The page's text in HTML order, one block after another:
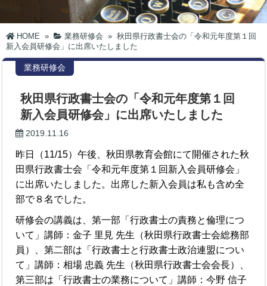
HOME » 業務研修会 » 秋田県行政書士会の「令和元年度第１回
新入会員研修会」に出席いたしました
業務研修会
秋田県行政書士会の「令和元年度第１回
新入会員研修会」に出席いたしました
2019.11.16
昨日（11/15）午後、秋田県教育会館にて開催された秋
田県行政書士会「令和元年度第１回新入会員研修会」
に出席いたしました。出席した新入会員は私も含め全
部で８名でした。
研修会の講義は、第一部「行政書士の責務と倫理につ
いて」講師：金子 里見 先生（秋田県行政書士会総務部
員）、第二部は「行政書士と行政書士政治連盟につい
て」講師：相場 忠義 先生（秋田県行政書士会会長）、
第三部は「行政書士の業務について」講師：今野 信子